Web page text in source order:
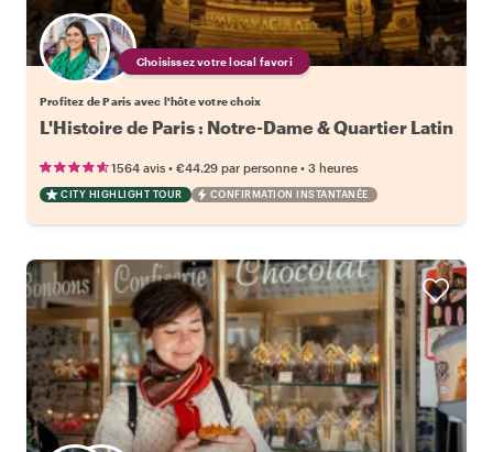
Choisissez votre local favori
Profitez de Paris avec l'hôte votre choix
L'Histoire de Paris : Notre-Dame & Quartier Latin
1564 avis • €44.29 par personne • 3 heures
CITY HIGHLIGHT TOUR CONFIRMATION INSTANTANÉE